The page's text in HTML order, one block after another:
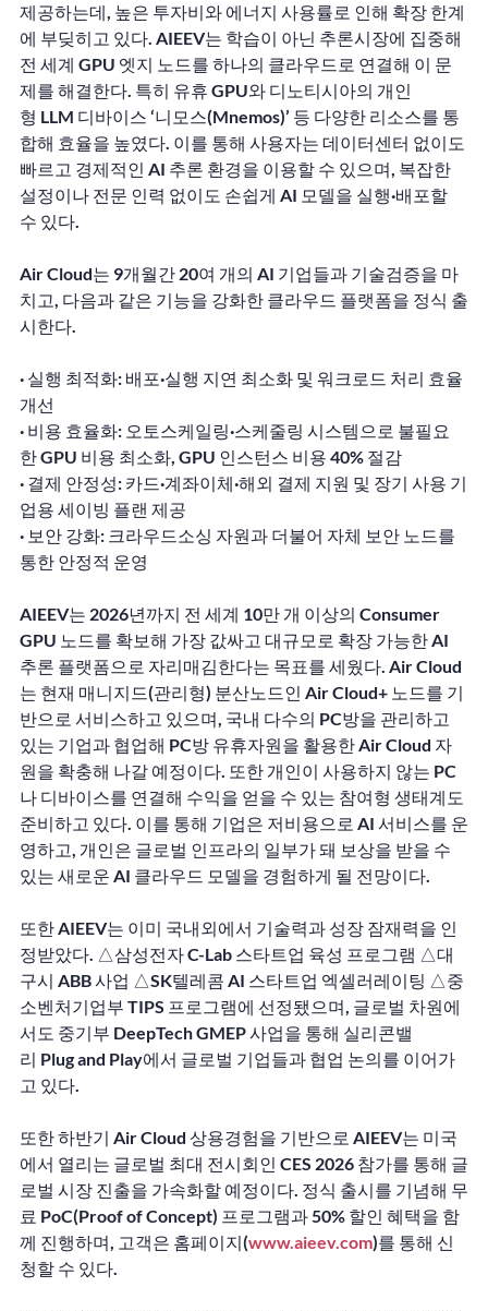
제공하는데, 높은 투자비와 에너지 사용률로 인해 확장 한계
에 부딪히고 있다. AIEEV는 학습이 아닌 추론시장에 집중해
전 세계 GPU 엣지 노드를 하나의 클라우드로 연결해 이 문
제를 해결한다. 특히 유휴 GPU와 디노티시아의 개인
형 LLM 디바이스 ‘니모스(Mnemos)’ 등 다양한 리소스를 통
합해 효율을 높였다. 이를 통해 사용자는 데이터센터 없이도
빠르고 경제적인 AI 추론 환경을 이용할 수 있으며, 복잡한
설정이나 전문 인력 없이도 손쉽게 AI 모델을 실행·배포할
수 있다.
Air Cloud는 9개월간 20여 개의 AI 기업들과 기술검증을 마
치고, 다음과 같은 기능을 강화한 클라우드 플랫폼을 정식 출
시한다.
· 실행 최적화: 배포·실행 지연 최소화 및 워크로드 처리 효율
개선
· 비용 효율화: 오토스케일링·스케줄링 시스템으로 불필요
한 GPU 비용 최소화, GPU 인스턴스 비용 40% 절감
· 결제 안정성: 카드·계좌이체·해외 결제 지원 및 장기 사용 기
업용 세이빙 플랜 제공
· 보안 강화: 크라우드소싱 자원과 더불어 자체 보안 노드를
통한 안정적 운영
AIEEV는 2026년까지 전 세계 10만 개 이상의 Consumer
GPU 노드를 확보해 가장 값싸고 대규모로 확장 가능한 AI
추론 플랫폼으로 자리매김한다는 목표를 세웠다. Air Cloud
는 현재 매니지드(관리형) 분산노드인 Air Cloud+ 노드를 기
반으로 서비스하고 있으며, 국내 다수의 PC방을 관리하고
있는 기업과 협업해 PC방 유휴자원을 활용한 Air Cloud 자
원을 확충해 나갈 예정이다. 또한 개인이 사용하지 않는 PC
나 디바이스를 연결해 수익을 얻을 수 있는 참여형 생태계도
준비하고 있다. 이를 통해 기업은 저비용으로 AI 서비스를 운
영하고, 개인은 글로벌 인프라의 일부가 돼 보상을 받을 수
있는 새로운 AI 클라우드 모델을 경험하게 될 전망이다.
또한 AIEEV는 이미 국내외에서 기술력과 성장 잠재력을 인
정받았다. △삼성전자 C-Lab 스타트업 육성 프로그램 △대
구시 ABB 사업 △SK텔레콤 AI 스타트업 엑셀러레이팅 △중
소벤처기업부 TIPS 프로그램에 선정됐으며, 글로벌 차원에
서도 중기부 DeepTech GMEP 사업을 통해 실리콘밸
리 Plug and Play에서 글로벌 기업들과 협업 논의를 이어가
고 있다.
또한 하반기 Air Cloud 상용경험을 기반으로 AIEEV는 미국
에서 열리는 글로벌 최대 전시회인 CES 2026 참가를 통해 글
로벌 시장 진출을 가속화할 예정이다. 정식 출시를 기념해 무
료 PoC(Proof of Concept) 프로그램과 50% 할인 혜택을 함
께 진행하며, 고객은 홈페이지(www.aieev.com)를 통해 신
청할 수 있다.